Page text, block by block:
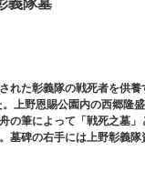
れた彰義隊の戦死者を供
。上野恩賜公園内の西郷隆
の筆によって「戦死之墓
墓碑の右手には上野彰義隊